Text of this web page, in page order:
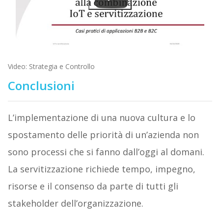
Video: Strategia e Controllo
Conclusioni
L’implementazione di una nuova cultura e lo
spostamento delle priorità di un’azienda non
sono processi che si fanno dall’oggi al domani.
La servitizzazione richiede tempo, impegno,
risorse e il consenso da parte di tutti gli
stakeholder dell’organizzazione.